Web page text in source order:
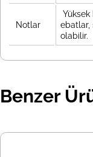
Notlar
ebatlar,
olabilir.
Benzer